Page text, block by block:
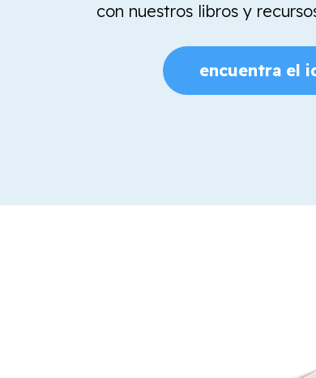
con nuestros libros y
encuentra el